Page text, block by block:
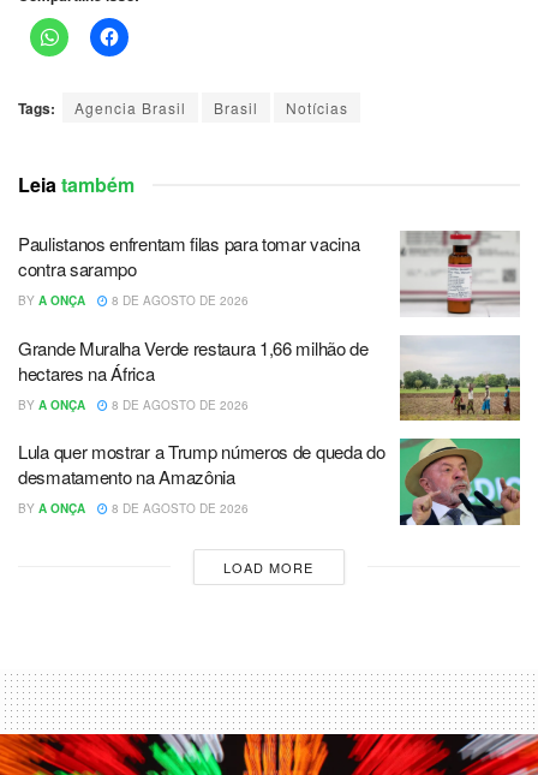
Tags: Agencia Brasil Brasil Notícias
Leiatambém
Paulistanos enfrentam filas para tomar vacina
contra sarampo
BY A ONÇA 8 DE AGOSTO DE 2026
Grande Muralha Verde restaura 1,66 milhão de
hectares na África
BY A ONÇA 8 DE AGOSTO DE 2026
Lula quer mostrar a Trump números de queda do
desmatamento na Amazônia
BY A ONÇA 8 DE AGOSTO DE 2026
LOAD MORE